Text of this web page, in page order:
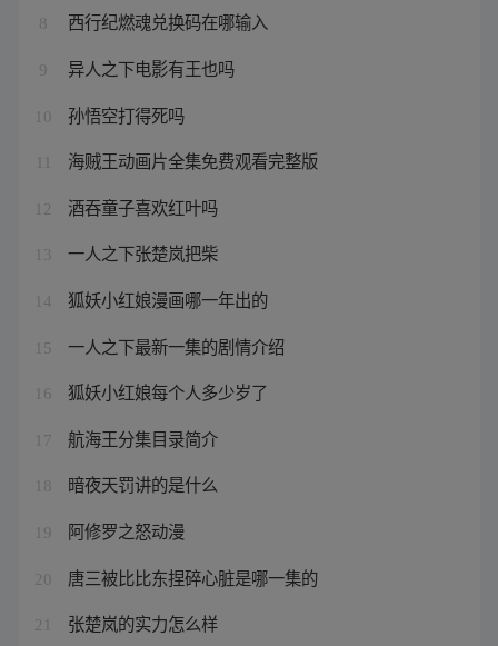
8 西行纪燃魂兑换码在哪输入
9 异人之下电影有王也吗
10 孙悟空打得死吗
海贼王动画片全集免费观看完整版
12 酒吞童子喜欢红叶吗
13 一人之下张楚岚把柴
14 狐妖小红娘漫画哪一年出的
15 一人之下最新一集的剧情介绍
16 狐妖小红娘每个人多少岁了
17 航海王分集目录简介
18 暗夜天罚讲的是什么
19 阿修罗之怒动漫
20 唐三被比比东捏碎心脏是哪一集的
21 张楚岚的实力怎么样